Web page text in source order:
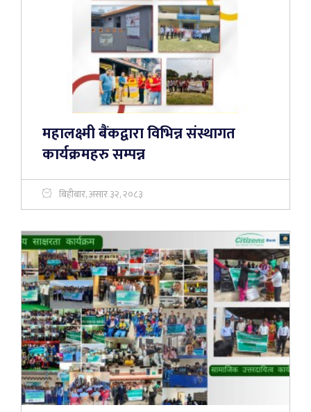
महालक्ष्मी बैंकद्वारा विभिन्न संस्थागत
कार्यक्रमहरु सम्पन्न
बिहीबार, असार ३२, २०८३